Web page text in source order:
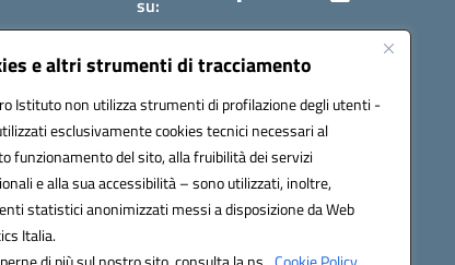
e altri strumenti di tracciamento
Istituto non utilizza strumenti di profilazione degli utenti -
esclusivamente cookies tecnici necessari al
funzionamento del sito, alla fruibilità dei servizi
e alla sua accessibilità – sono utilizzati, inoltre,
statistici anonimizzati messi a disposizione da Web
Italia.
su: